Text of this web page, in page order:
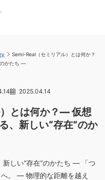
Semi-Real（セミリアル）とは何か？
かたち ―
2025.04.14
とは何か？― 仮想
、新しい“存在”のか
しい“存在”のかたち ― 「つ
。 ― 物理的な距離を越え